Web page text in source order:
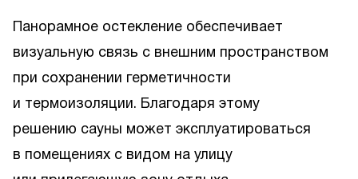
Панорамное остекление обеспечивает
визуальную связь с внешним пространством
при сохранении герметичности
и термоизоляции. Благодаря этому
решению сауны может эксплуатироваться
в помещениях с видом на улицу